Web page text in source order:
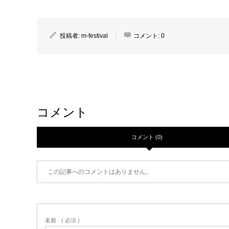
投稿者: m-festival コメント: 0
コメント
コメント (0)
この記事へのコメントはありません。
名前 ( 必須 )